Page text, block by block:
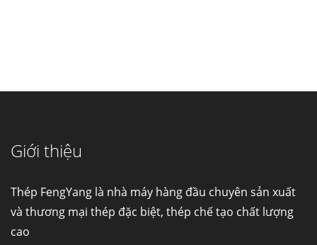
Giới thiệu
Thép FengYang là nhà máy hàng đầu chuyên sản xuất
và thương mại thép đặc biệt, thép chế tạo chất lượng
cao
Fengyang là một trong những nhà